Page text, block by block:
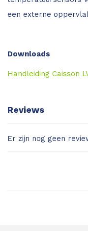
een externe
Downloads
Handleiding Caisson
Reviews
Er zijn nog geen